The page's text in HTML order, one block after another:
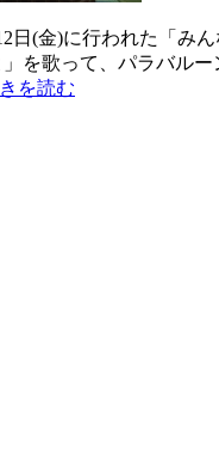
(金)に行われた「み
歌って、パラバル
を読む